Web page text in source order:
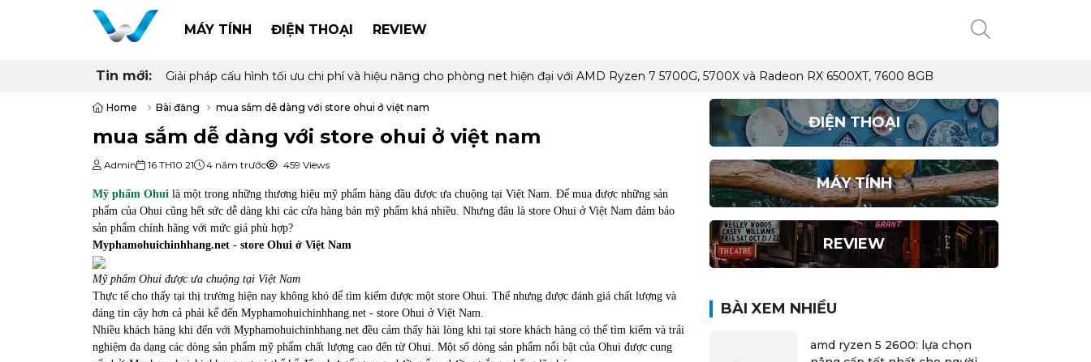
MÁY TÍNH ĐIỆN THOẠI REVIEW
Tin mới: Giải pháp cấu hình tối ưu chi phí và hiệu năng cho phòng net hiện đại với AMD Ryzen 7 5700G, 5700X và Radeon RX 6500XT, 7600 8GB
Home Bài đăng mua sắm dễ dàng với store ohui ở việt nam
mua sắm dễ dàng với store ohui ở việt nam
Admin 16 TH10 21 4 năm trước 459 Views
Mỹ phẩm Ohui là một trong những thương hiệu mỹ phẩm hàng đầu được ưa chuộng tại Việt Nam. Để mua được những sản
phẩm của Ohui cũng hết sức dễ dàng khi các cửa hàng bán mỹ phẩm khá nhiều. Nhưng đâu là store Ohui ở Việt Nam đảm bảo
sản phẩm chính hãng với mức giá phù hợp?
Myphamohuichinhhang.net - store Ohui ở Việt Nam
Mỹ phẩm Ohui được ưa chuộng tại Việt Nam
Thực tế cho thấy tại thị trường hiện nay không khó để tìm kiếm được một store Ohui. Thế nhưng được đánh giá chất lượng và
đáng tin cậy hơn cả phải kể đến Myphamohuichinhhang.net - store Ohui ở Việt Nam.
Nhiều khách hàng khi đến với Myphamohuichinhhang.net đều cảm thấy hài lòng khi tại store khách hàng có thể tìm kiếm và trải
nghiệm đa dạng các dòng sản phẩm mỹ phẩm chất lượng cao đến từ Ohui. Một số dòng sản phẩm nổi bật của Ohui được cung
ĐIỆN THOẠI
MÁY TÍNH
REVIEW
BÀI XEM NHIỀU
amd ryzen 5 2600: lựa chọn